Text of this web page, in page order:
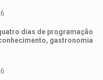
dias de programação
gastronomia